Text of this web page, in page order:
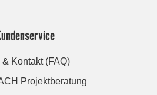
& Kontakt (FAQ)
Projektberatung